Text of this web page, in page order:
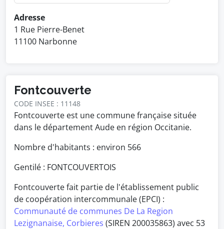
Adresse
1 Rue Pierre-Benet
11100 Narbonne
Fontcouverte
CODE INSEE : 11148
Fontcouverte est une commune française située
dans le département Aude en région Occitanie.
Nombre d'habitants : environ 566
Gentilé : FONTCOUVERTOIS
Fontcouverte fait partie de l'établissement public
de coopération intercommunale (EPCI) :
Communauté de communes De La Region
Lezignanaise, Corbieres (SIREN 200035863) avec 53